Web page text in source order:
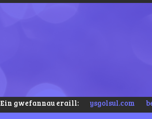
Ein gwefannau eraill: ysgolsul.com